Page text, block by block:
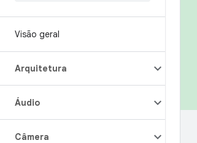
Visão geral
Arquitetura
Áudio
Câmera